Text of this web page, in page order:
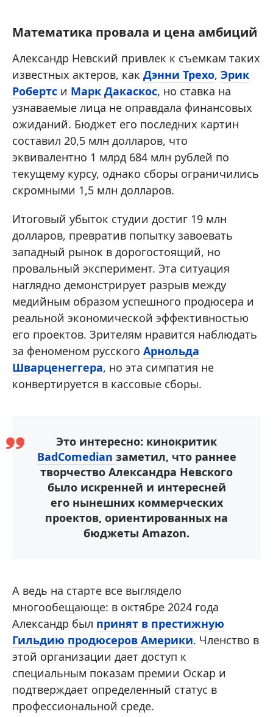
Математика провала и цена амбиций
Александр Невский привлек к съемкам таких
известных актеров, как Дэнни Трехо, Эрик
Робертс и Марк Дакаскос, но ставка на
узнаваемые лица не оправдала финансовых
ожиданий. Бюджет его последних картин
составил 20,5 млн долларов, что
эквивалентно 1 млрд 684 млн рублей по
текущему курсу, однако сборы ограничились
скромными 1,5 млн долларов.
Итоговый убыток студии достиг 19 млн
долларов, превратив попытку завоевать
западный рынок в дорогостоящий, но
провальный эксперимент. Эта ситуация
наглядно демонстрирует разрыв между
медийным образом успешного продюсера и
реальной экономической эффективностью
его проектов. Зрителям нравится наблюдать
за феноменом русского Арнольда
Шварценеггера, но эта симпатия не
конвертируется в кассовые сборы.
Это интересно: кинокритик
BadComedian заметил, что раннее
творчество Александра Невского
было искренней и интересней
его нынешних коммерческих
проектов, ориентированных на
бюджеты Amazon.
А ведь на старте все выглядело
многообещающе: в октябре 2024 года
Александр был принят в престижную
Гильдию продюсеров Америки. Членство в
этой организации дает доступ к
специальным показам премии Оскар и
подтверждает определенный статус в
профессиональной среде.